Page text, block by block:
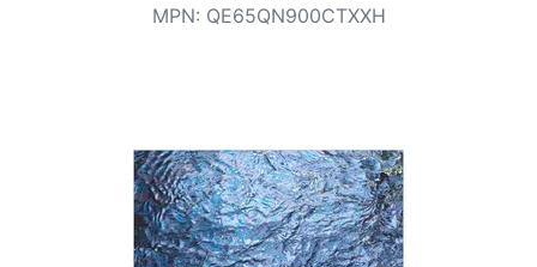
Conditions
Catégories
MPN: QE65QN900CTXXH